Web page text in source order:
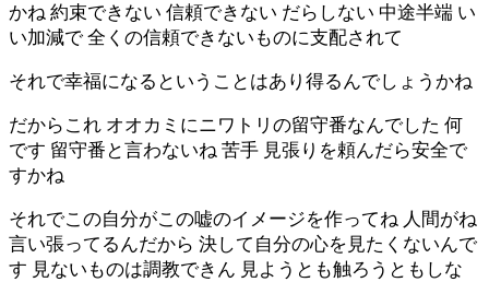
かね 約束できない 信頼できない だらしない 中途半端 い
い加減で 全くの信頼できないものに支配されて
それで幸福になるということはあり得るんでしょうかね
だからこれ オオカミにニワトリの留守番なんでした 何
です 留守番と言わないね 苦手 見張りを頼んだら安全で
すかね
それでこの自分がこの嘘のイメージを作ってね 人間がね
言い張ってるんだから 決して自分の心を見たくないんで
す 見ないものは調教できん 見ようとも触ろうともしな